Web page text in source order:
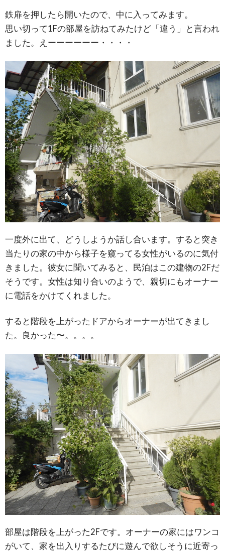
鉄扉を押したら開いたので、中に入ってみます。
思い切って1Fの部屋を訪ねてみたけど「違う」と言われ
ました。えーーーーーー・・・・
一度外に出て、どうしようか話し合います。すると突き
当たりの家の中から様子を窺ってる女性がいるのに気付
きました。彼女に聞いてみると、民泊はこの建物の2Fだ
そうです。女性は知り合いのようで、親切にもオーナー
に電話をかけてくれました。
すると階段を上がったドアからオーナーが出てきまし
た。良かった〜。。。。
部屋は階段を上がった2Fです。オーナーの家にはワンコ
がいて、家を出入りするたびに遊んで欲しそうに近寄っ